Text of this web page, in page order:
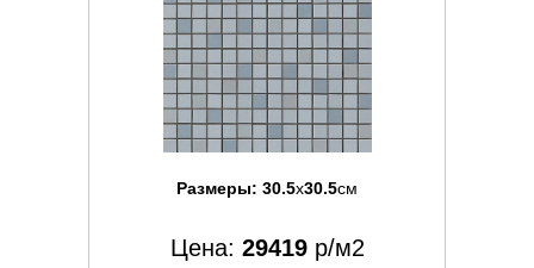
Размеры: 30.5x30.5см
Цена: 29419р/м2